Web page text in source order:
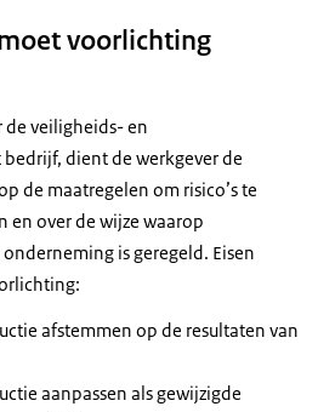
voorlichting
de veiligheids- en
dient de werkgever de
de maatregelen om risico’s te
over de wijze waarop
is geregeld. Eisen
afstemmen op de resultaten van
aanpassen als gewijzigde